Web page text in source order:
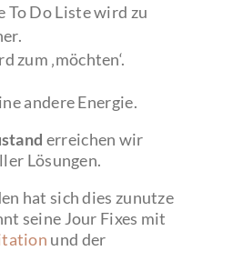
To Do Liste wird zu
zum ‚möchten‘.
andere Energie.
erreichen wir
Lösungen.
hat sich dies zunutze
seine Jour Fixes mit
und der